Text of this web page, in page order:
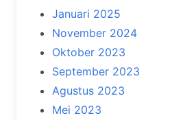
Januari 2025
November 2024
Oktober 2023
September 2023
Agustus 2023
Mei 2023